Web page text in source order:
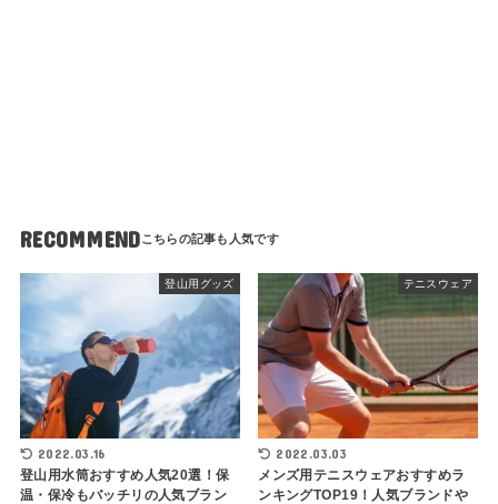
RECOMMEND
登山用グッズ
2022.03.16
登山用水筒おすすめ人気20選！保
温・保冷もバッチリの人気ブラン
テニスウェア
2022.03.03
メンズ用テニスウェアおすすめラ
ンキングTOP19！人気ブランドや